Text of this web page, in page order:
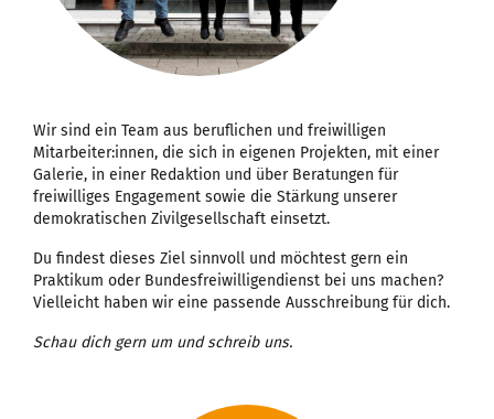
Wir sind ein Team aus beruflichen und freiwilligen
Mitarbeiter:innen, die sich in eigenen Projekten, mit einer
Galerie, in einer Redaktion und über Beratungen für
freiwilliges Engagement sowie die Stärkung unserer
demokratischen Zivilgesellschaft einsetzt.
Du findest dieses Ziel sinnvoll und möchtest gern ein
Praktikum oder Bundesfreiwilligendienst bei uns machen?
Vielleicht haben wir eine passende Ausschreibung für dich.
Schau dich gern um und schreib uns.